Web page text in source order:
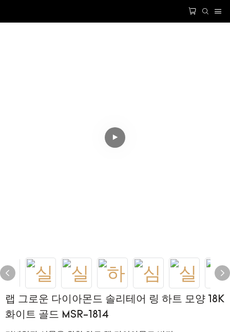
랩 그로운 다이아몬드 솔리테어 링 하트 모양 18K
화이트 골드 MSR-1814